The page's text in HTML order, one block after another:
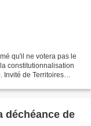
qu'il ne votera pas le
constitutionnalisation
Invité de Territoires
déchéance de